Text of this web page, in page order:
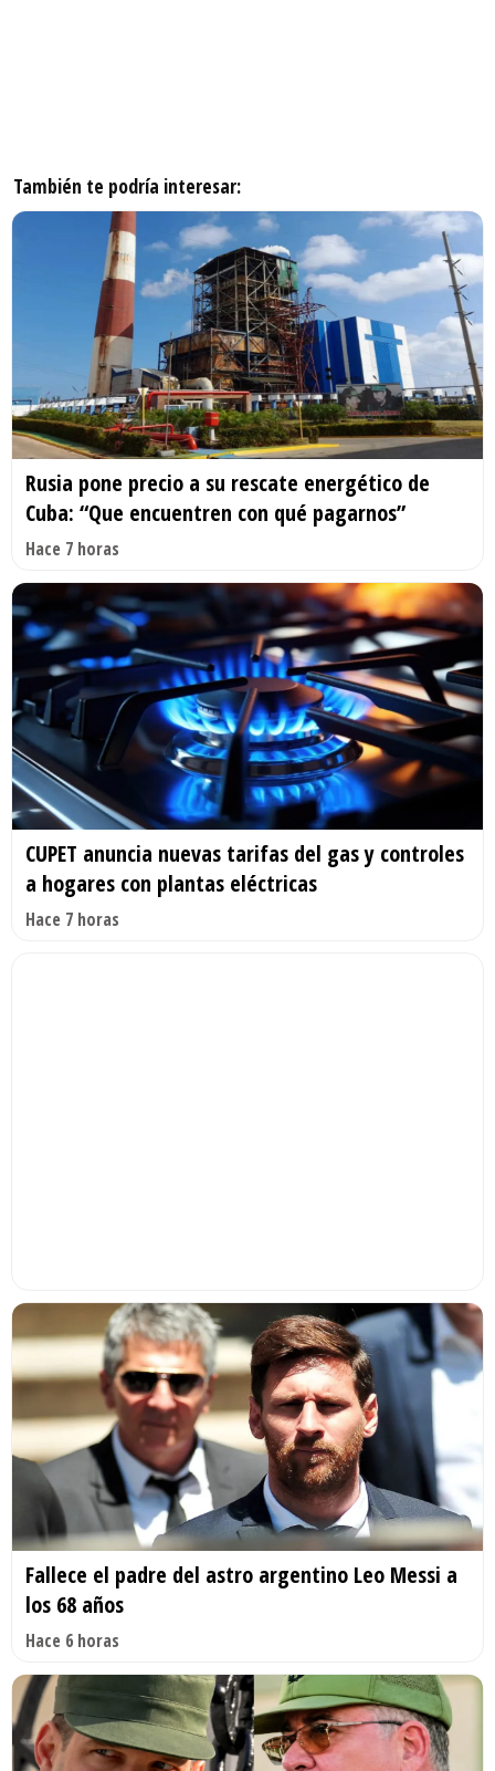
También te podría interesar:
Rusia pone precio a su rescate energético de
Cuba: “Que encuentren con qué pagarnos”
Hace 7 horas
CUPET anuncia nuevas tarifas del gas y controles
a hogares con plantas eléctricas
Hace 7 horas
Fallece el padre del astro argentino Leo Messi a
los 68 años
Hace 6 horas